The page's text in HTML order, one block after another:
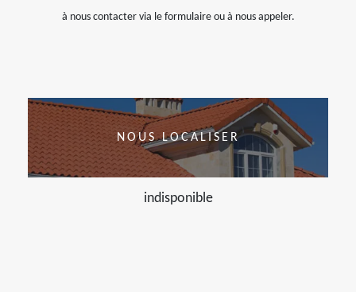
à nous contacter via le formulaire ou à nous appeler.
NOUS LOCALISER
indisponible